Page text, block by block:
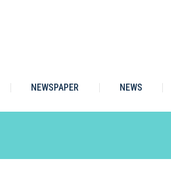
NEWSPAPER NEWS